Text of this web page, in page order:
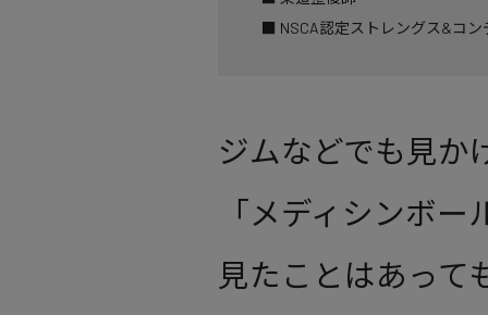
■ NSCA認定ストレングス&コ
ジムなどでも見か
「メディシンボー
見たことはあって